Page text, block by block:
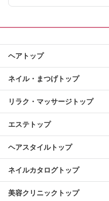
ヘアトップ
ネイル・まつげトップ
リラク・マッサージトップ
エステトップ
ヘアスタイルトップ
ネイルカタログトップ
美容クリニックトップ